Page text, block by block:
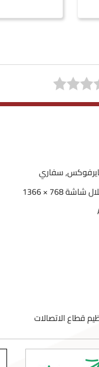
سفاري
× 1366